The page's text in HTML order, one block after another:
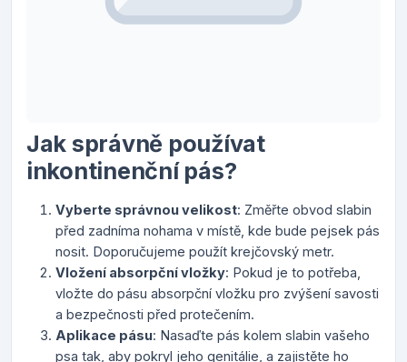
Jak správně používat
inkontinenční pás?
Vyberte správnou velikost: Změřte obvod slabin
před zadníma nohama v místě, kde bude pejsek pás
nosit. Doporučujeme použít krejčovský metr.
Vložení absorpční vložky: Pokud je to potřeba,
vložte do pásu absorpční vložku pro zvýšení savosti
a bezpečnosti před protečením.
Aplikace pásu: Nasaďte pás kolem slabin vašeho
psa tak, aby pokryl jeho genitálie, a zajistěte ho